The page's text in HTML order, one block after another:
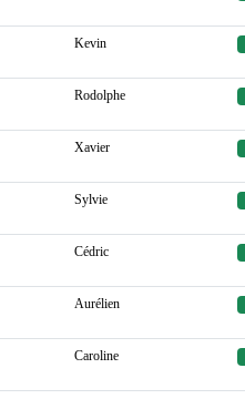
Kevin
Rodolphe
Xavier
Sylvie
Cédric
Aurélien
Caroline